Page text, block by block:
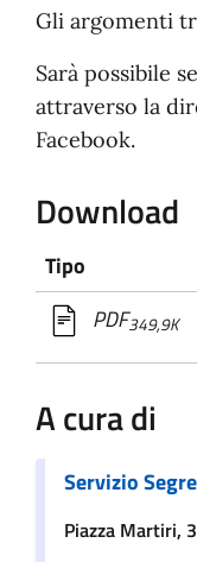
Gli argomenti
Sarà possibile
attraverso la
Facebook.
Download
Tipo
PDF349,9K
A cura di
Servizio
Piazza Martiri,